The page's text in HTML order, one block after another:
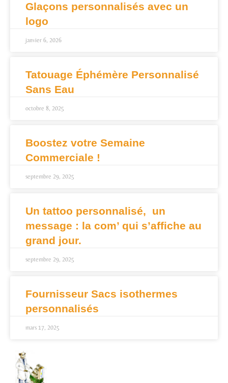
Glaçons personnalisés avec un
logo
janvier 6, 2026
Tatouage Éphémère Personnalisé
Sans Eau
octobre 8, 2025
Boostez votre Semaine
Commerciale !
septembre 29, 2025
Un tattoo personnalisé, un
message : la com’ qui s’affiche au
grand jour.
septembre 29, 2025
Fournisseur Sacs isothermes
personnalisés
mars 17, 2025